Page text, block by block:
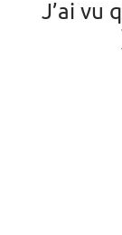
J’ai vu